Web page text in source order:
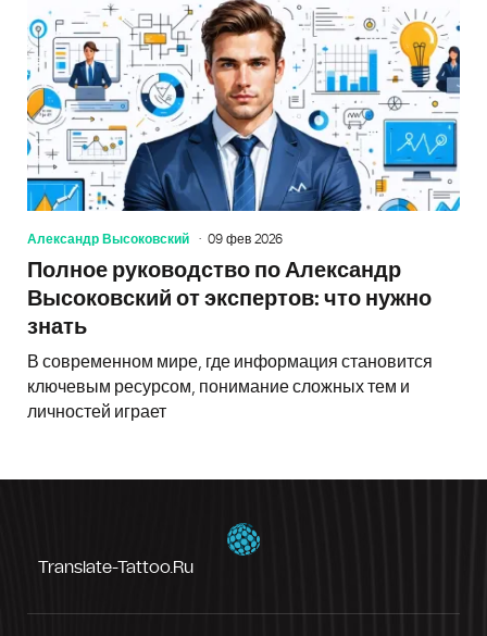
Александр Высоковский 09 фев 2026
Полное руководство по Александр
Высоковский от экспертов: что нужно
знать
В современном мире, где информация становится
ключевым ресурсом, понимание сложных тем и
личностей играет
Translate-Tattoo.ru